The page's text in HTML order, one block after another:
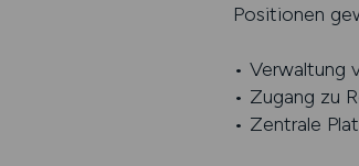
Positionen
• Verwaltung
• Zugang zu
• Zentrale